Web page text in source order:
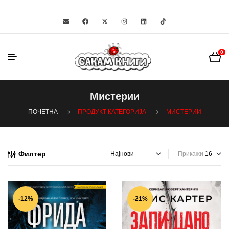
0
Мистерии
ПОЧЕТНА ПРОДУКТ КАТЕГОРИЈА МИСТЕРИИ
Филтер Прикажи
-12% -21%